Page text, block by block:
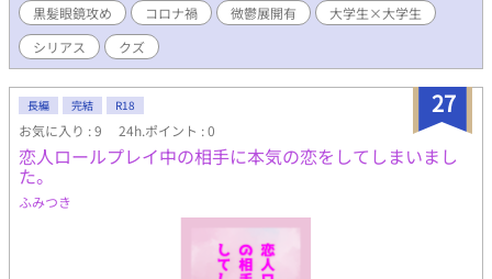
リを操作していると、良さげな女性を発見する。とんとん拍子で
会うことになり、待ち合わせ場所に行ってみると……。そこに
は、日向のファーストキスを奪った男、目黒薫夜（めぐろとう
黒髪眼鏡攻め
コロナ禍 微鬱展開有
大学生×大学生
シリアス
クズ
27
長編 完結 R18
お気に入り : 9 24h.ポイント : 0
恋人ロールプレイ中の相手に本気の恋をしてしまいまし
た。
ふみつき